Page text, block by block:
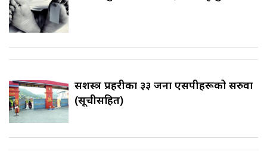
सशस्त्र प्रहरीका ३३ जना एसपीहरूको सरुवा
(सूचीसहित)